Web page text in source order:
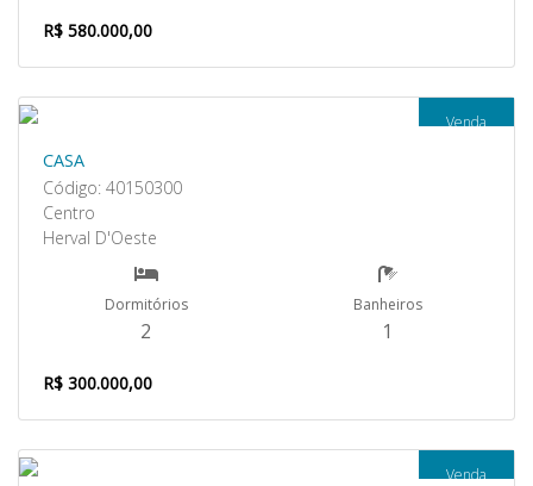
R$ 580.000,00
Venda
CASA
Código: 40150300
Centro
Herval D'Oeste
Dormitórios
2
Banheiros
1
R$ 300.000,00
Venda